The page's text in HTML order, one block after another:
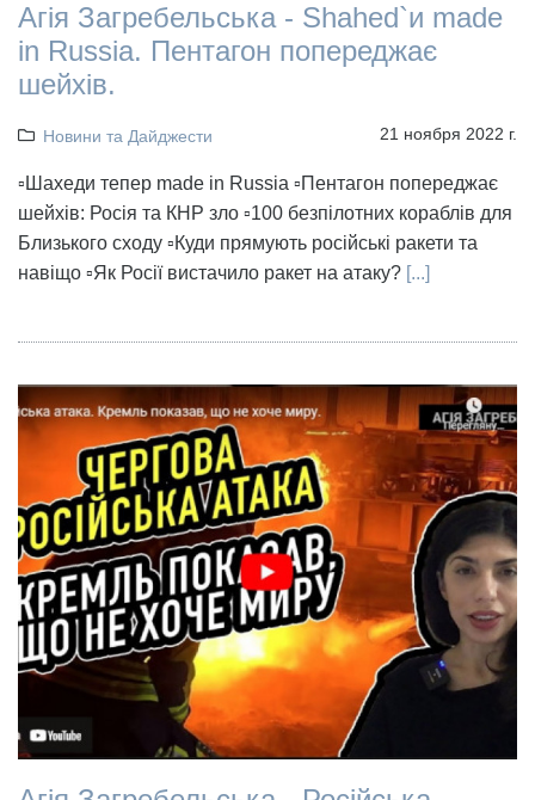
Агія Загребельська - Shahed`и made
in Russia. Пентагон попереджає
шейхів.
Новини та Дайджести 21 ноября 2022 г.
▫️Шахеди тепер made in Russia ▫️Пентагон попереджає
шейхів: Росія та КНР зло ▫️100 безпілотних кораблів для
Близького сходу ▫️Куди прямують російські ракети та
навіщо ▫️Як Росії вистачило ракет на атаку? [...]